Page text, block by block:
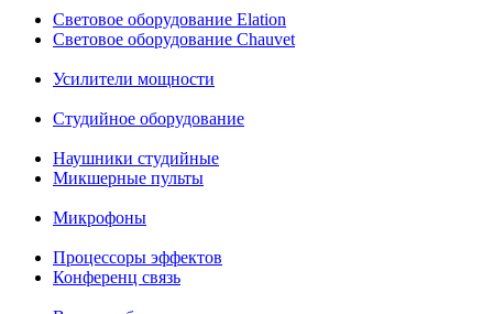
Световое оборудование Elation
Cветовое оборудование Chauvet
Усилители мощности
Студийное оборудование
Наушники студийные
Микшерные пульты
Микрофоны
Процессоры эффектов
Конференц связь